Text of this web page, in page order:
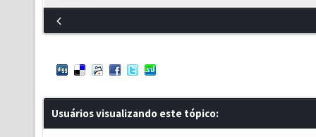
Usuários visualizando este tópico: